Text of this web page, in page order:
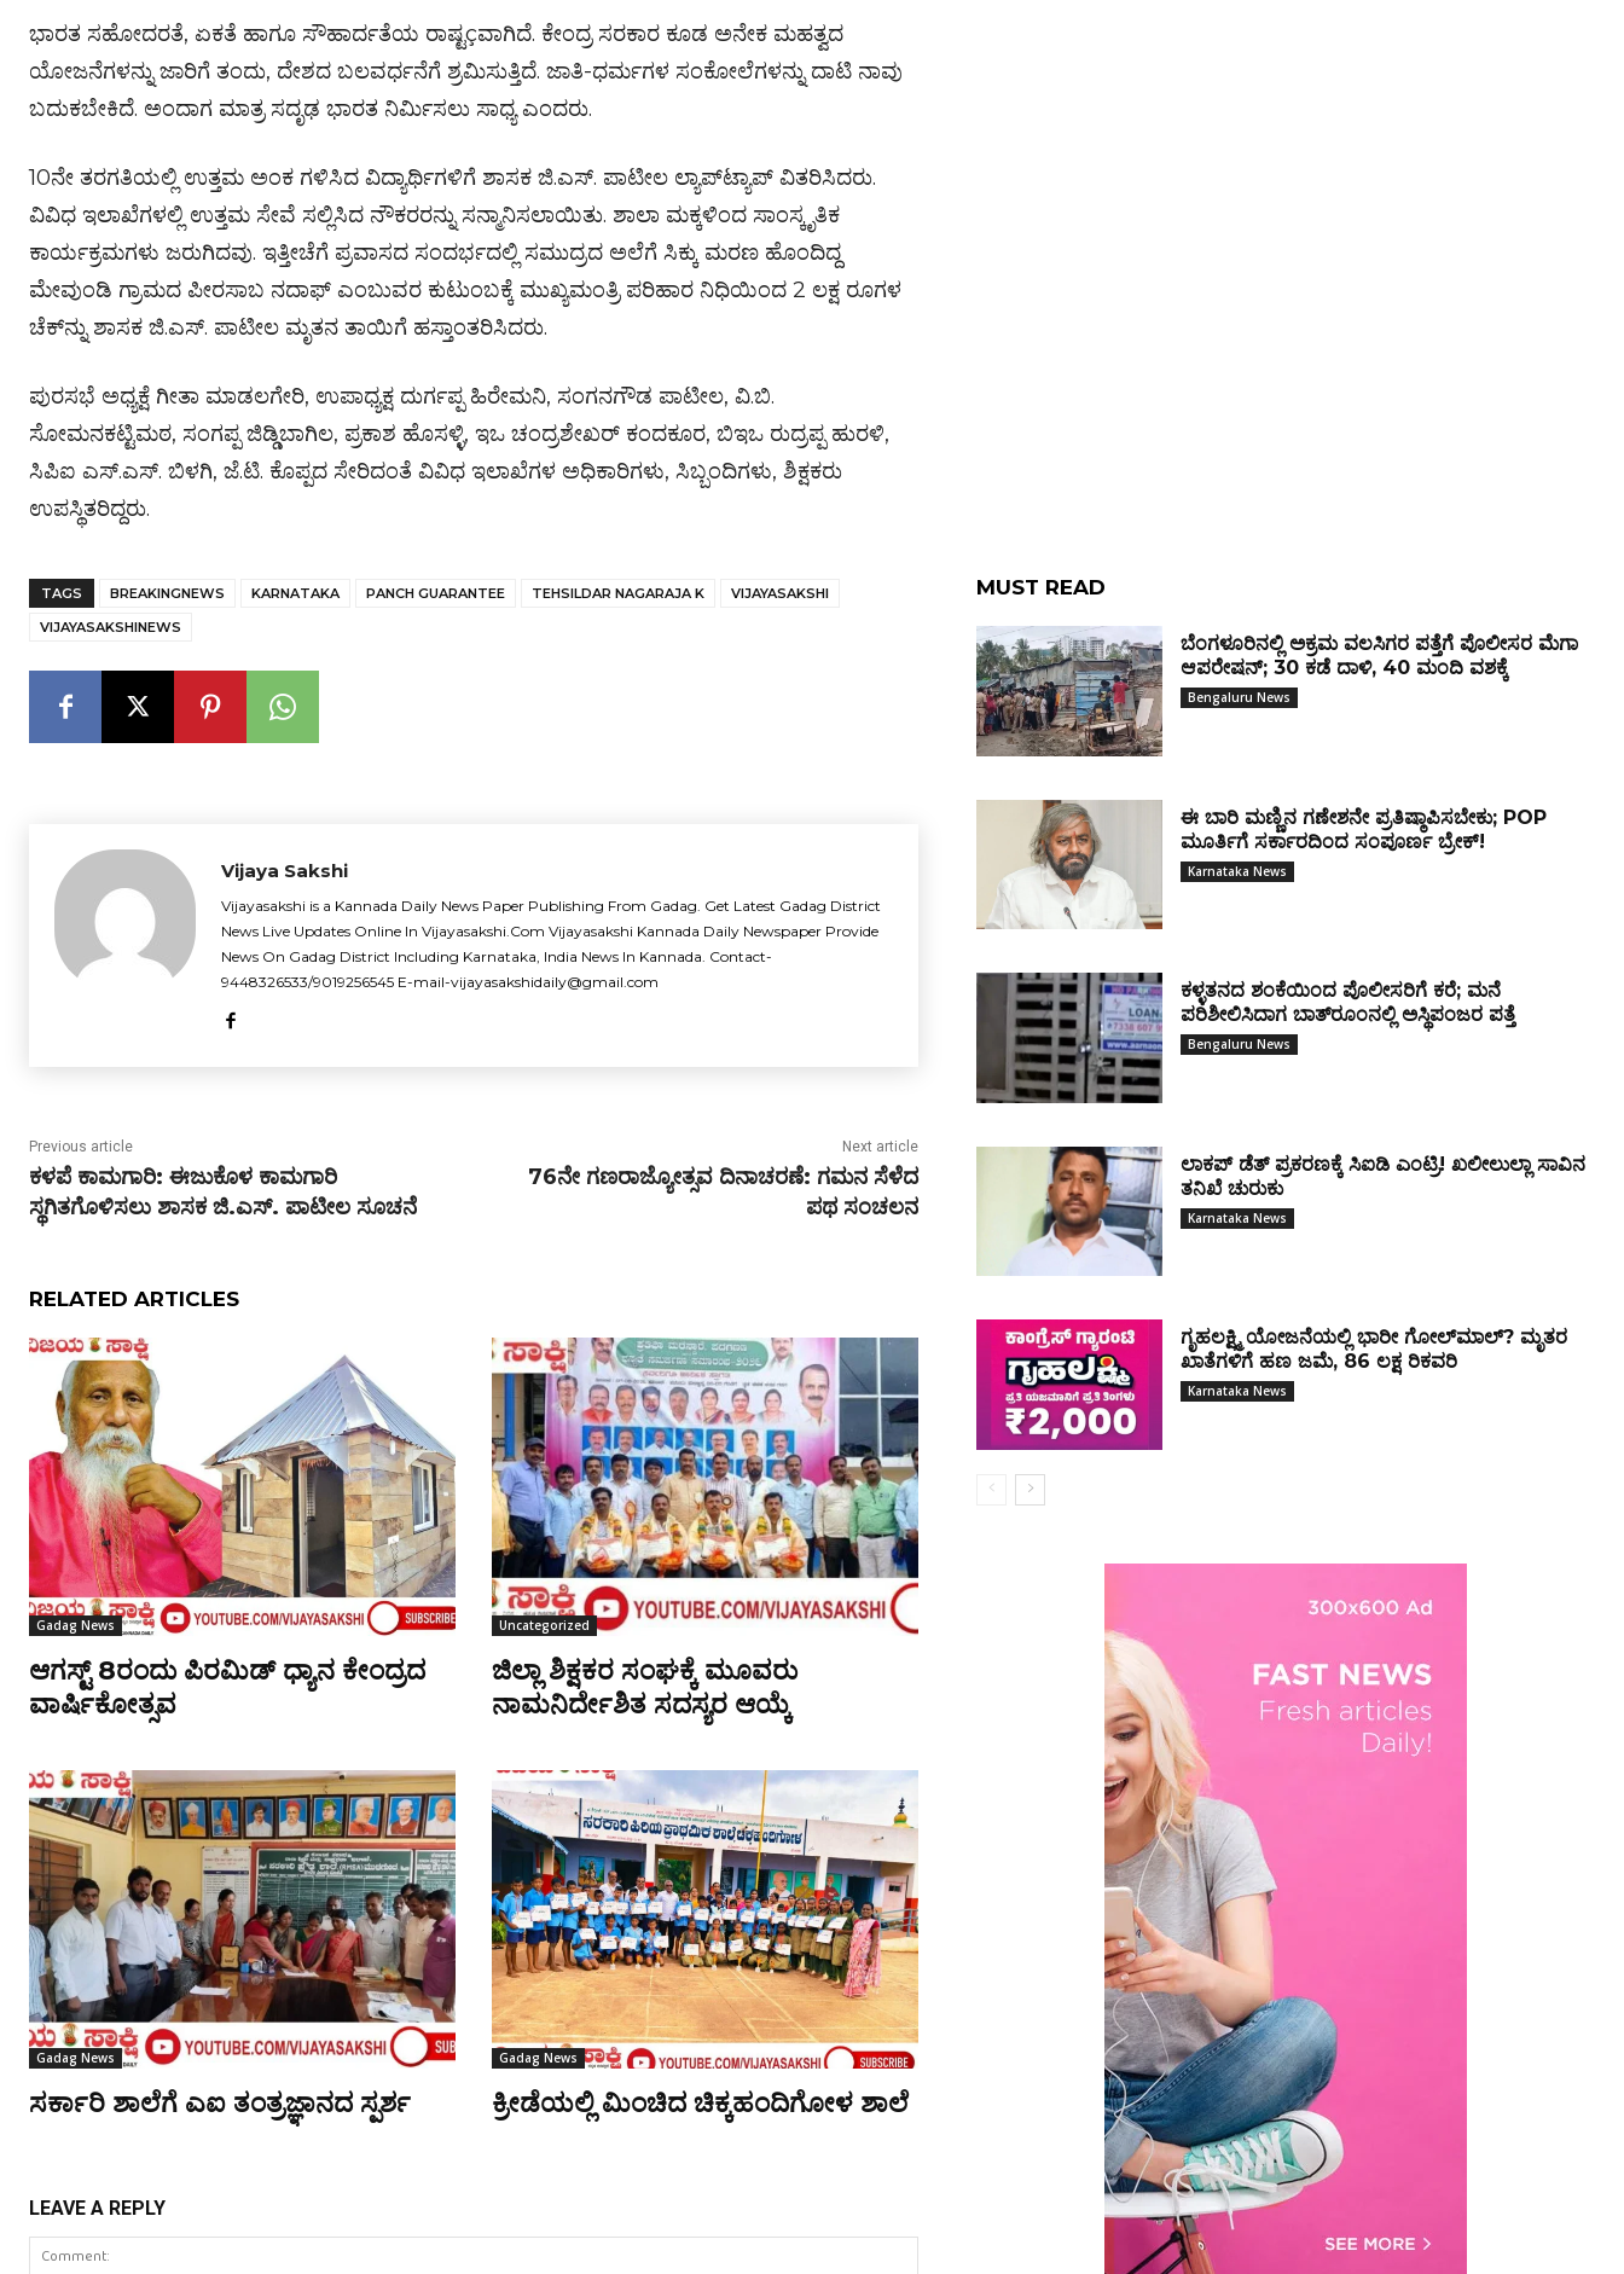
ಭಾರತ ಸಹೋದರತೆ, ಏಕತೆ ಹಾಗೂ ಸೌಹಾರ್ದತೆಯ ರಾಷ್ಟçವಾಗಿದೆ. ಕೇಂದ್ರ ಸರಕಾರ ಕೂಡ ಅನೇಕ ಮಹತ್ವದ
ಯೋಜನೆಗಳನ್ನು ಜಾರಿಗೆ ತಂದು, ದೇಶದ ಬಲವರ್ಧನೆಗೆ ಶ್ರಮಿಸುತ್ತಿದೆ. ಜಾತಿ-ಧರ್ಮಗಳ ಸಂಕೋಲೆಗಳನ್ನು ದಾಟಿ ನಾವು
ಬದುಕಬೇಕಿದೆ. ಅಂದಾಗ ಮಾತ್ರ ಸದೃಢ ಭಾರತ ನಿರ್ಮಿಸಲು ಸಾಧ್ಯ ಎಂದರು.
10ನೇ ತರಗತಿಯಲ್ಲಿ ಉತ್ತಮ ಅಂಕ ಗಳಿಸಿದ ವಿದ್ಯಾರ್ಥಿಗಳಿಗೆ ಶಾಸಕ ಜಿ.ಎಸ್. ಪಾಟೀಲ ಲ್ಯಾಪ್‌ಟ್ಯಾಪ್ ವಿತರಿಸಿದರು.
ವಿವಿಧ ಇಲಾಖೆಗಳಲ್ಲಿ ಉತ್ತಮ ಸೇವೆ ಸಲ್ಲಿಸಿದ ನೌಕರರನ್ನು ಸನ್ಮಾನಿಸಲಾಯಿತು. ಶಾಲಾ ಮಕ್ಕಳಿಂದ ಸಾಂಸ್ಕೃತಿಕ
ಕಾರ್ಯಕ್ರಮಗಳು ಜರುಗಿದವು. ಇತ್ತೀಚೆಗೆ ಪ್ರವಾಸದ ಸಂದರ್ಭದಲ್ಲಿ ಸಮುದ್ರದ ಅಲೆಗೆ ಸಿಕ್ಕು ಮರಣ ಹೊಂದಿದ್ದ
ಮೇವುಂಡಿ ಗ್ರಾಮದ ಪೀರಸಾಬ ನದಾಫ್ ಎಂಬುವರ ಕುಟುಂಬಕ್ಕೆ ಮುಖ್ಯಮಂತ್ರಿ ಪರಿಹಾರ ನಿಧಿಯಿಂದ 2 ಲಕ್ಷ ರೂಗಳ
ಚೆಕ್‌ನ್ನು ಶಾಸಕ ಜಿ.ಎಸ್. ಪಾಟೀಲ ಮೃತನ ತಾಯಿಗೆ ಹಸ್ತಾಂತರಿಸಿದರು.
ಪುರಸಭೆ ಅಧ್ಯಕ್ಷೆ ಗೀತಾ ಮಾಡಲಗೇರಿ, ಉಪಾಧ್ಯಕ್ಷ ದುರ್ಗಪ್ಪ ಹಿರೇಮನಿ, ಸಂಗನಗೌಡ ಪಾಟೀಲ, ವಿ.ಬಿ.
ಸೋಮನಕಟ್ಟಿಮಠ, ಸಂಗಪ್ಪ ಜಿಡ್ಡಿಬಾಗಿಲ, ಪ್ರಕಾಶ ಹೊಸಳ್ಳಿ, ಇಒ ಚಂದ್ರಶೇಖರ್ ಕಂದಕೂರ, ಬಿಇಒ ರುದ್ರಪ್ಪ ಹುರಳಿ,
ಸಿಪಿಐ ಎಸ್.ಎಸ್. ಬಿಳಗಿ, ಜೆ.ಟಿ. ಕೊಪ್ಪದ ಸೇರಿದಂತೆ ವಿವಿಧ ಇಲಾಖೆಗಳ ಅಧಿಕಾರಿಗಳು, ಸಿಬ್ಬಂದಿಗಳು, ಶಿಕ್ಷಕರು
ಉಪಸ್ಥಿತರಿದ್ದರು.
TAGS BREAKINGNEWS KARNATAKA PANCH GUARANTEE TEHSILDAR NAGARAJA K
VIJAYASAKSHI
VIJAYASAKSHINEWS
Vijaya Sakshi
Vijayasakshi is a Kannada Daily News Paper Publishing From Gadag. Get Latest Gadag District
News Live Updates Online In Vijayasakshi.Com Vijayasakshi Kannada Daily Newspaper Provide
News On Gadag District Including Karnataka, India News In Kannada. Contact-
9448326533/9019256545 E-mail-vijayasakshidaily@gmail.com
Previous article
ಕಳಪೆ ಕಾಮಗಾರಿ: ಈಜುಕೊಳ ಕಾಮಗಾರಿ
ಸ್ಥಗಿತಗೊಳಿಸಲು ಶಾಸಕ ಜಿ.ಎಸ್. ಪಾಟೀಲ ಸೂಚನೆ
Next article
76ನೇ ಗಣರಾಜ್ಯೋತ್ಸವ ದಿನಾಚರಣೆ: ಗಮನ ಸೆಳೆದ
ಪಥ ಸಂಚಲನ
RELATED ARTICLES
Gadag News
ಆಗಸ್ಟ್ 8ರಂದು ಪಿರಮಿಡ್ ಧ್ಯಾನ ಕೇಂದ್ರದ
ವಾರ್ಷಿಕೋತ್ಸವ
Uncategorized
ಜಿಲ್ಲಾ ಶಿಕ್ಷಕರ ಸಂಘಕ್ಕೆ ಮೂವರು
ನಾಮನಿರ್ದೇಶಿತ ಸದಸ್ಯರ ಆಯ್ಕೆ
Gadag News
ಸರ್ಕಾರಿ ಶಾಲೆಗೆ ಎಐ ತಂತ್ರಜ್ಞಾನದ ಸ್ಪರ್ಶ
Gadag News
ಕ್ರೀಡೆಯಲ್ಲಿ ಮಿಂಚಿದ ಚಿಕ್ಕಹಂದಿಗೋಳ ಶಾಲೆ
LEAVE A REPLY
MUST READ
ಬೆಂಗಳೂರಿನಲ್ಲಿ ಅಕ್ರಮ ವಲಸಿಗರ ಪತ್ತೆಗೆ ಪೊಲೀಸರ ಮೆಗಾ
ಆಪರೇಷನ್; 30 ಕಡೆ ದಾಳಿ, 40 ಮಂದಿ ವಶಕ್ಕೆ
Bengaluru News
ಈ ಬಾರಿ ಮಣ್ಣಿನ ಗಣೇಶನೇ ಪ್ರತಿಷ್ಠಾಪಿಸಬೇಕು; POP
ಮೂರ್ತಿಗೆ ಸರ್ಕಾರದಿಂದ ಸಂಪೂರ್ಣ ಬ್ರೇಕ್!
Karnataka News
ಕಳ್ಳತನದ ಶಂಕೆಯಿಂದ ಪೊಲೀಸರಿಗೆ ಕರೆ; ಮನೆ
ಪರಿಶೀಲಿಸಿದಾಗ ಬಾತ್‌ರೂಂನಲ್ಲಿ ಅಸ್ಥಿಪಂಜರ ಪತ್ತೆ
Bengaluru News
ಲಾಕಪ್‌ ಡೆತ್‌ ಪ್ರಕರಣಕ್ಕೆ ಸಿಐಡಿ ಎಂಟ್ರಿ! ಖಲೀಲುಲ್ಲಾ ಸಾವಿನ
ತನಿಖೆ ಚುರುಕು
Karnataka News
ಗೃಹಲಕ್ಷ್ಮಿ ಯೋಜನೆಯಲ್ಲಿ ಭಾರೀ ಗೋಲ್‌ಮಾಲ್? ಮೃತರ
ಖಾತೆಗಳಿಗೆ ಹಣ ಜಮೆ, ₹86 ಲಕ್ಷ ರಿಕವರಿ
Karnataka News